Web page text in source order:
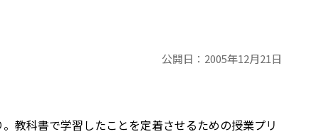
公開日： 2005年12月21日
教科書で学習したことを定着させるための授業プリ